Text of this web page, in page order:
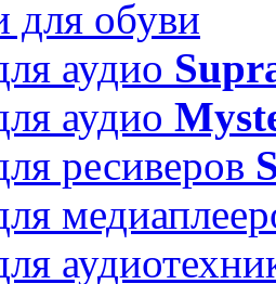
обуви
аудио
аудио
ресиверов